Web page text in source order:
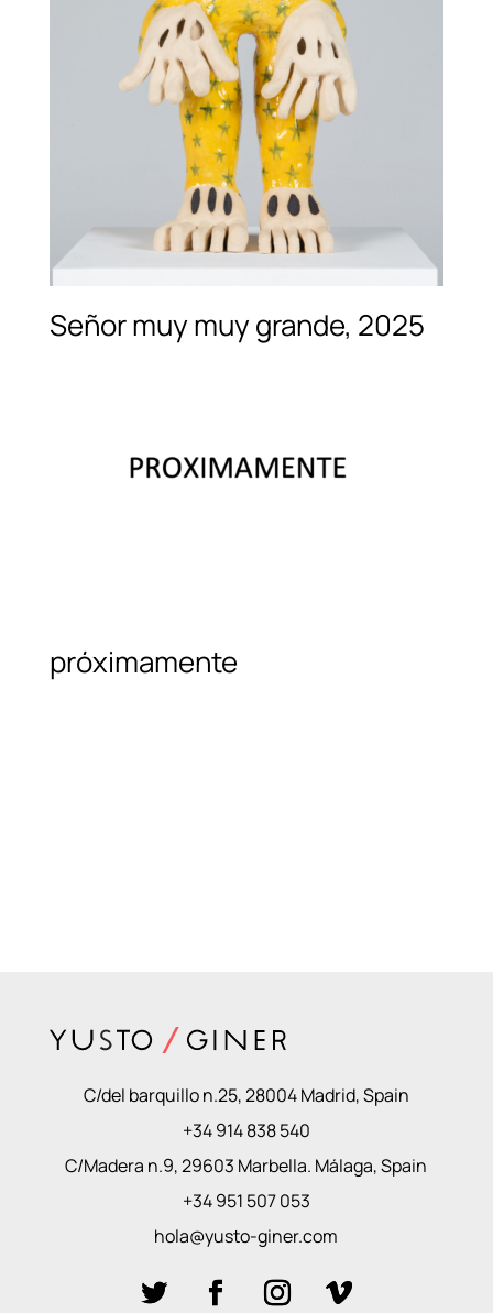
Señor muy muy grande, 2025
próximamente
C/del barquillo n.25, 28004 Madrid, Spain
+34 914 838 540
C/Madera n.9, 29603 Marbella. Málaga, Spain
+34 951 507 053
hola@yusto-giner.com